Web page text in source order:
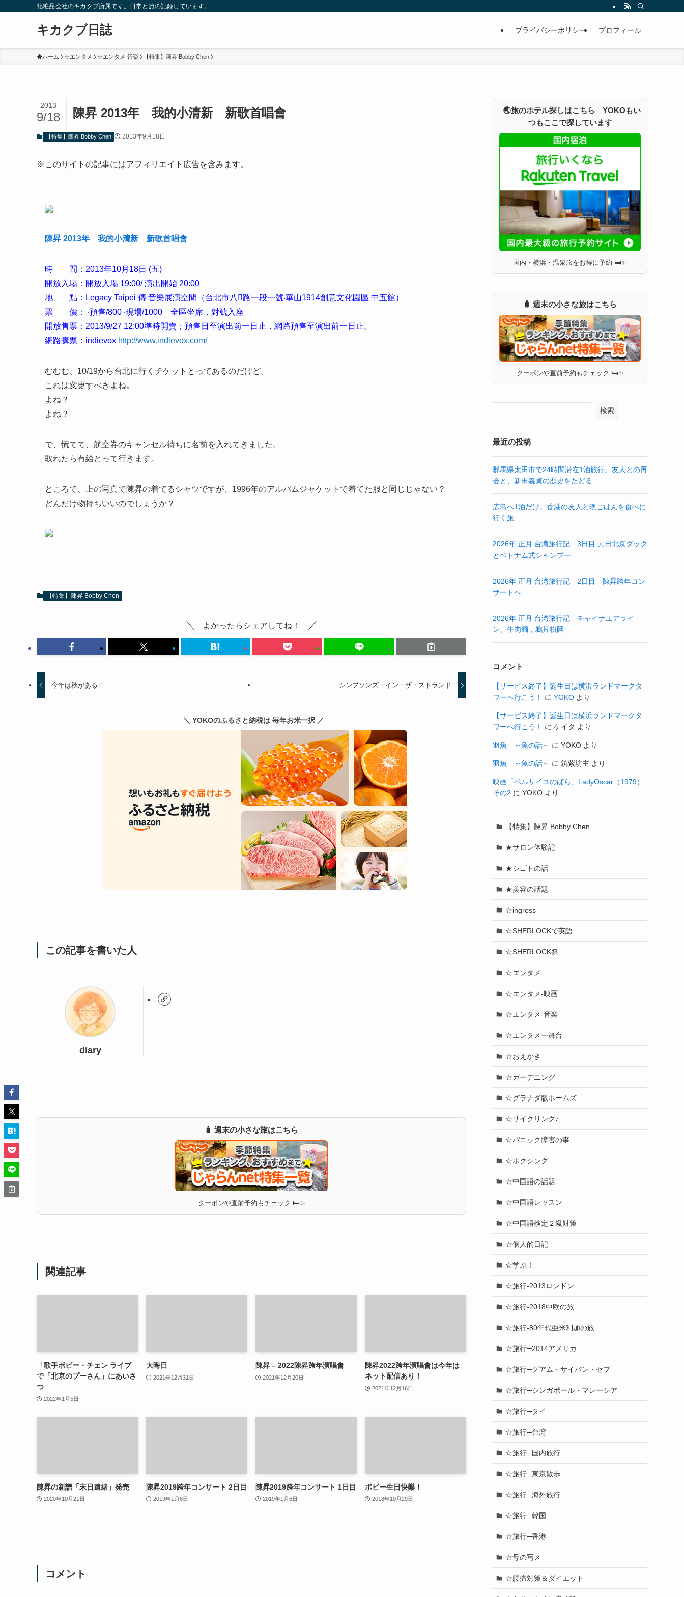
化粧品会社のキカクブ所属です。日常と旅の記録しています。
キカクブ日誌 プライバシーポリシー プロフィール
ホーム ☆エンタメ ☆エンタメ-音楽 【特集】陳昇 Bobby Chen
陳昇 2013年 我的小清新 新歌首唱會
2013
9/18
【特集】陳昇 Bobby Chen 2013年9月18日
※このサイトの記事にはアフィリエイト広告を含みます。
陳昇 2013年 我的小清新 新歌首唱會
時 間：2013年10月18日 (五)
開放入場：開放入場 19:00/ 演出開始 20:00
地 點：Legacy Taipei 傳 音樂展演空間（台北市八路一段一號‧華山1914創意文化園區 中五館）
票 價： ‧預售/800 ‧現場/1000 全區坐席，對號入座
開放售票：2013/9/27 12:00準時開賣；預售日至演出前一日止，網路預售至演出前一日止。
網路購票：indievox http://www.indievox.com/
むむむ、10/19から台北に行くチケットとってあるのだけど。
これは変更すべきよね。
よね？
よね？
で、慌てて、航空券のキャンセル待ちに名前を入れてきました。
取れたら有給とって行きます。
ところで、上の写真で陳昇の着てるシャツですが、1996年のアルバムジャケットで着てた服と同じじゃない？
どんだけ物持ちいいのでしょうか？
【特集】陳昇 Bobby Chen
よかったらシェアしてね！
今年は秋がある！ シンプソンズ・イン・ザ・ストランド
＼ YOKOのふるさと納税は 毎年お米一択 ／
この記事を書いた人
diary
🧳 週末の小さな旅はこちら
クーポンや直前予約もチェック 🛏✨
関連記事
「歌手ボビー・チェン ライブ
で「北京のプーさん」にあいさ
つ
2022年1月5日
大晦日
2021年12月31日
陳昇 – 2022陳昇跨年演唱會
2021年12月20日
陳昇2022跨年演唱會は今年は
ネット配信あり！
2021年12月16日
陳昇の新譜「末日遺緒」発売
2020年10月21日
陳昇2019跨年コンサート 2日目
2019年1月8日
陳昇2019跨年コンサート 1日目
2019年1月6日
ボビー生日快樂！
2018年10月29日
コメント
🌏旅のホテル探しはこちら YOKOもい
つもここで探しています
国内・横浜・温泉旅をお得に予約 🛏✨
🧳 週末の小さな旅はこちら
クーポンや直前予約もチェック 🛏✨
検索
最近の投稿
群馬県太田市で24時間滞在1泊旅行。友人との再
会と、新田義貞の歴史をたどる
広島へ1泊だけ。香港の友人と晩ごはんを食べに
行く旅
2026年 正月 台湾旅行記 3日目 元日北京ダック
とベトナム式シャンプー
2026年 正月 台湾旅行記 2日目 陳昇跨年コン
サートへ
2026年 正月 台湾旅行記 チャイナエアライ
ン、牛肉麺，鴉片粉圓
コメント
【サービス終了】誕生日は横浜ランドマークタ
ワーへ行こう！
に YOKO より
【サービス終了】誕生日は横浜ランドマークタ
ワーへ行こう！
に ケイタ より
羽魚 ～魚の話～ に YOKO より
羽魚 ～魚の話～ に 筑紫坊主 より
映画「ベルサイユのばら」LadyOscar（1979）
その2 に YOKO より
【特集】陳昇 Bobby Chen
★サロン体験記
★シゴトの話
★美容の話題
☆ingress
☆SHERLOCKで英語
☆SHERLOCK祭
☆エンタメ
☆エンタメ-映画
☆エンタメ-音楽
☆エンタメー舞台
☆おえかき
☆ガーデニング
☆グラナダ版ホームズ
☆サイクリング♪
☆パニック障害の事
☆ボクシング
☆中国語の話題
☆中国語レッスン
☆中国語検定２級対策
☆個人的日記
☆学ぶ！
☆旅行-2013ロンドン
☆旅行-2018中欧の旅
☆旅行-80年代亜米利加の旅
☆旅行─2014アメリカ
☆旅行─グアム・サイパン・セブ
☆旅行─シンガポール・マレーシア
☆旅行─タイ
☆旅行─台湾
☆旅行─国内旅行
☆旅行─東京散歩
☆旅行─海外旅行
☆旅行─韓国
☆旅行─香港
☆母の写メ
☆腰痛対策＆ダイエット